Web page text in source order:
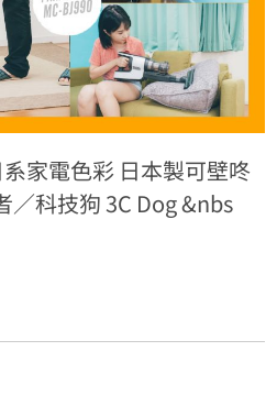
家電色彩 日本製可壁咚
科技狗 3C Dog &nbs